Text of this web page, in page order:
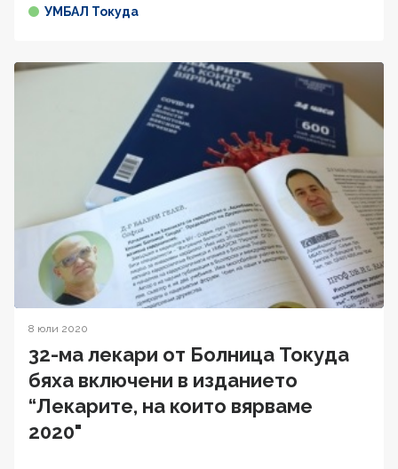
УМБАЛ Токуда
8 юли 2020
32-ма лекари от Болница Токуда
бяха включени в изданието
“Лекарите, на които вярваме
2020"